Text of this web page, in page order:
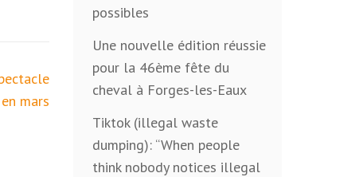
mars
possibles
Une nouvelle édition réussie
pour la 46ème fête du
cheval à Forges-les-Eaux
Tiktok (illegal waste
dumping): “When people
think nobody notices illegal